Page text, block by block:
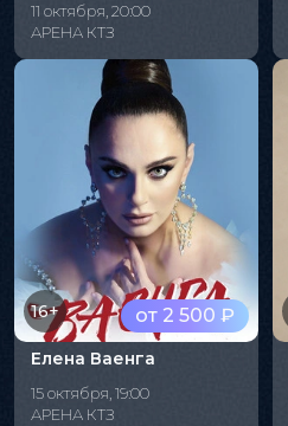
11 октября, 20:00
АРЕНА КТЗ
от 2 500 ₽
16+
Елена Ваенга
15 октября, 19:00
АРЕНА КТЗ